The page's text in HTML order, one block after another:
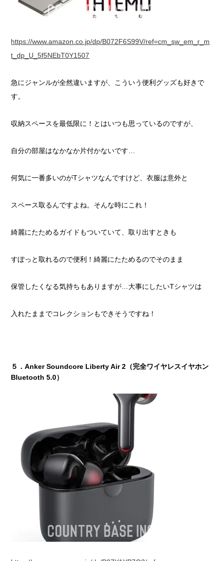
https://www.amazon.co.jp/dp/B072F6S99V/ref=cm_sw_em_r_m
t_dp_U_5f5NEbT0Y1507
急にジャンルが全然違いますが、こういう便利グッズも好きで
す。
収納スペースを最低限に！とはいつも思っているのですが、
自分の部屋はなかなか片付かないです…
何気に一番多いのがTシャツなんですけど、衣服は意外と
スペース取るんですよね。そんな時にこれ！
綺麗にたためるガイドもついていて、取り出すときも
すぽっと取れるので便利！綺麗にたためるのでそのまま
保管したくなる気持ちもありますが…大事にしたいTシャツは
入れたままでコレクションもできそうですね！
５．Anker Soundcore Liberty Air 2（完全ワイヤレスイヤホン
Bluetooth 5.0）